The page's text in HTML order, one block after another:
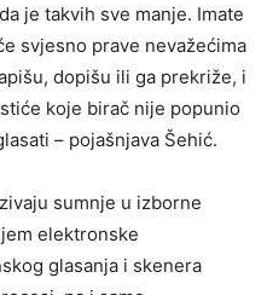
je takvih sve manje. Imate
svjesno prave nevažećima
dopišu ili ga prekriže, i
koje birač nije popunio
– pojašnjava Šehić.
sumnje u izborne
elektronske
glasanja i skenera